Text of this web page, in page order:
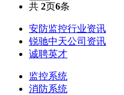
共 2页6条
安防监控行业资讯
锐驰中天公司资讯
诚聘英才
监控系统
消防系统